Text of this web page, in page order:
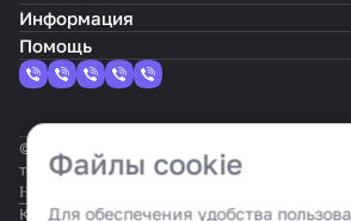
Файлы cookie
Для обеспечения удобства
Информация
Помощь
© 2026 Климат шоп: интернет-гипермаркет
техники
Настройка cookie
Конфиденциальность